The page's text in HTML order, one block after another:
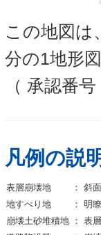
この地図は
分の1地形
（ 承認番
凡例の説
表層崩壊地 ： 斜
地すべり地
： 明
崩壊土砂堆積地 ： 表